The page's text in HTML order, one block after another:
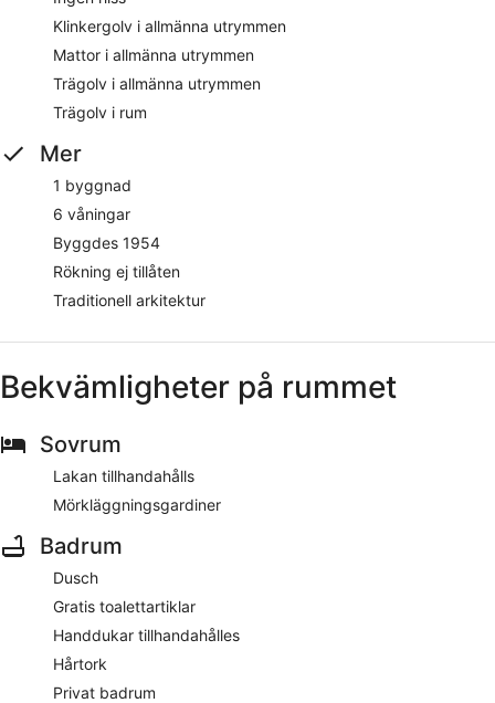
Klinkergolv i allmänna utrymmen
Mattor i allmänna utrymmen
Trägolv i allmänna utrymmen
Trägolv i rum
Mer
1 byggnad
6 våningar
Byggdes 1954
Rökning ej tillåten
Traditionell arkitektur
Bekvämligheter på rummet
Sovrum
Lakan tillhandahålls
Mörkläggningsgardiner
Badrum
Dusch
Gratis toalettartiklar
Handdukar tillhandahålles
Hårtork
Privat badrum